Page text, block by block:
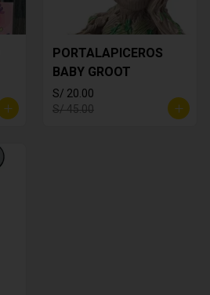
PORTALAPICEROS
BABY GROOT
S/ 20.00
S/ 45.00